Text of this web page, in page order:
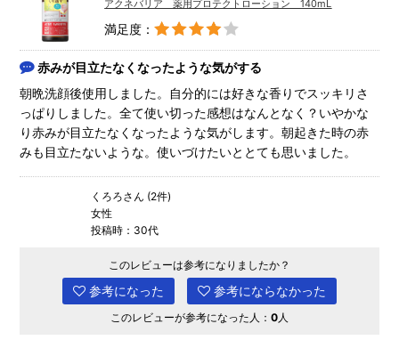
アクネバリア 薬用プロテクトローション 140mL
満足度：
赤みが目立たなくなったような気がする
朝晩洗顔後使用しました。自分的には好きな香りでスッキリさ
っぱりしました。全て使い切った感想はなんとなく？いやかな
り赤みが目立たなくなったような気がします。朝起きた時の赤
みも目立たないような。使いづけたいととても思いました。
くろろさん (2件)
女性
投稿時：30代
このレビューは参考になりましたか？
参考になった 参考にならなかった
このレビューが参考になった人： 0人